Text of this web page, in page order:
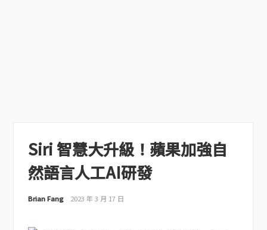
Siri 智慧大升級！蘋果加強自
然語言人工AI研發
Brian Fang 2023 年 3 月 17 日